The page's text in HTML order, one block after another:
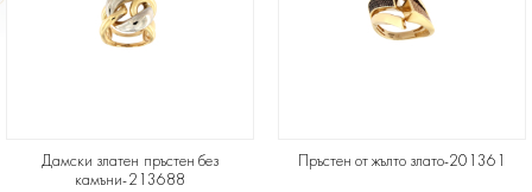
Дамски златен пръстен без
камъни-213688
Пръстен от жълто злато-201361